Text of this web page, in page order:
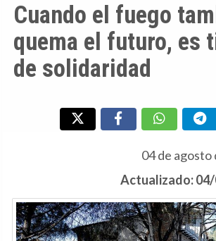
Cuando el fuego
quema el futuro, es
de solidaridad
04 de agosto
Actualizado: